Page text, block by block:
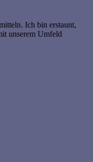
Ich bin erstaunt,
unserem Umfeld